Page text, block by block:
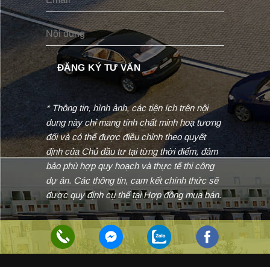
* Thông tin, hình ảnh, các tiện ích trên nội
dung này chỉ mang tính chất minh hoạ tương
đối và có thể được điều chỉnh theo quyết
định của Chủ đầu tư tại từng thời điểm, đảm
bảo phù hợp quy hoạch và thực tế thi công
dự án. Các thông tin, cam kết chính thức sẽ
được quy định cụ thể tại Hợp đồng mua bán.